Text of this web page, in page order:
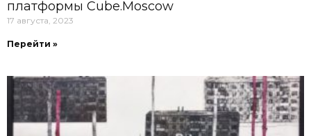
платформы Cube.Moscow
17 августа, 2023
Перейти »